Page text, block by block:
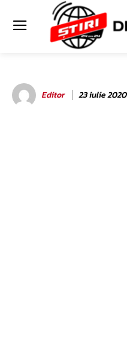
Editor 23 iulie 2020